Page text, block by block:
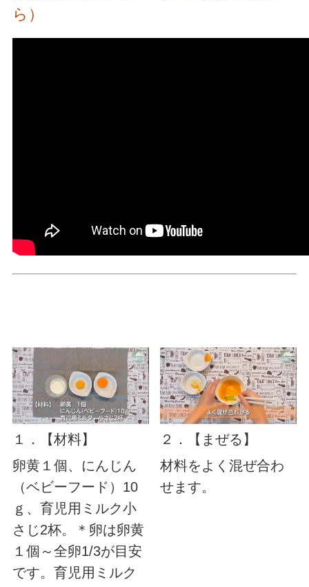
ら）
１．【材料】
卵黄１個、にんじん
（ベビーフード）10
ｇ、育児用ミルク小
さじ2杯。＊卵は卵黄
１個～全卵1/3が目安
です。育児用ミルク
２．【まぜる】
材料をよく混ぜ合わ
せます。